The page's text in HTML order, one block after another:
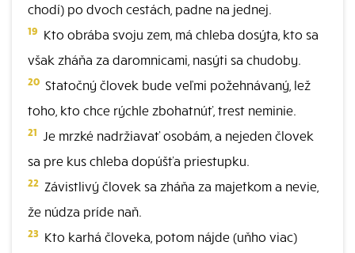
chodí) po dvoch cestách, padne na jednej.
19 Kto obrába svoju zem, má chleba dosýta, kto sa
však zháňa za daromnicami, nasýti sa chudoby.
20 Statočný človek bude veľmi požehnávaný, lež
toho, kto chce rýchle zbohatnúť, trest neminie.
21 Je mrzké nadržiavať osobám, a nejeden človek
sa pre kus chleba dopúšťa priestupku.
22 Závistlivý človek sa zháňa za majetkom a nevie,
že núdza príde naň.
23 Kto karhá človeka, potom nájde (uňho viac)